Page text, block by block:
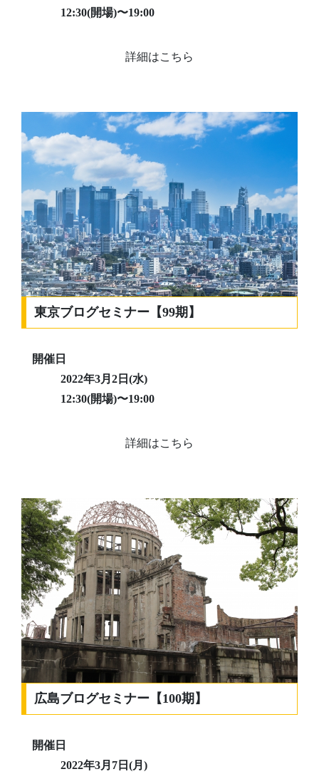
12:30(開場)〜19:00
詳細はこちら
東京ブログセミナー【99期】
開催日
2022年3月2日(水)
12:30(開場)〜19:00
詳細はこちら
広島ブログセミナー【100期】
開催日
2022年3月7日(月)